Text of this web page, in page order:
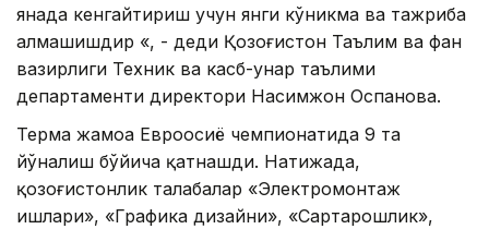
янада кенгайтириш учун янги кўникма ва тажриба
алмашишдир «, - деди Қозоғистон Таълим ва фан
вазирлиги Техник ва касб-ҳунар таълими
департаменти директори Насимжон Оспанова.
Терма жамоа Евроосиё чемпионатида 9 та
йўналиш бўйича қатнашди. Натижада,
қозоғистонлик талабалар «Электромонтаж
ишлари», «Графика дизайни», «Сартарошлик»,